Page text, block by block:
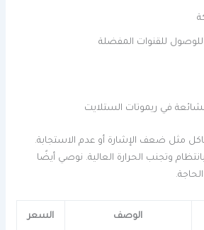
للقنوات المفضلة
في ريموتات الستلايت
مثل ضعف الإشارة أو عدم الاستجابة.
وتجنب الحرارة العالية. نوصي أيضًا
الوصف السعر